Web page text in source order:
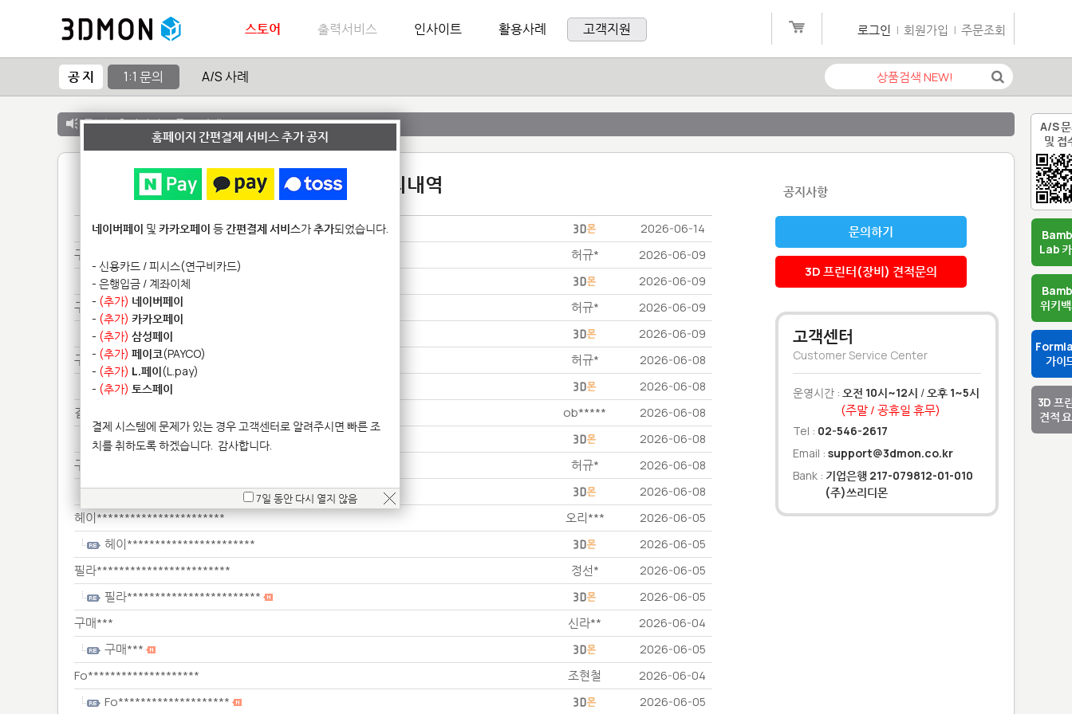
A/S
및 접
Lab
위키
가이
3D 프
견적
스토어 출력서비스 인사이트 활용사례 고객지원 로그인 | 회원가입 | 주문조회
공 지 1:1 문의 A/S 사례
공 지 :출력서비스 종료 안내
1:1 문의내역
기타************** 2026-06-14
구매*** 허규* 2026-06-09
구매*** 2026-06-09
구매*** 허규* 2026-06-09
구매*** 2026-06-09
구매*** 허규* 2026-06-08
구매*** 2026-06-08
결제*** ob***** 2026-06-08
결제*** 2026-06-08
구매*** 허규* 2026-06-08
구매*** 2026-06-08
헤이*********************** 오리*** 2026-06-05
헤이*********************** 2026-06-05
필라************************ 정선* 2026-06-05
필라************************ 2026-06-05
구매*** 신라** 2026-06-04
구매*** 2026-06-05
Fo******************** 조현철 2026-06-04
Fo******************** 2026-06-05
공지사항
문의하기
3D 프린터(장비) 견적문의
고객센터
Customer Service Center
운영시간 : 오전 10시~12시 /오후 1~5시
(주말 / 공휴일 휴무)
Tel : 02-546-2617
Email : support@3dmon.co.kr
Bank : 기업은행 217-079812-01-010
(주)쓰리디몬
홈페이지 간편결제 서비스 추가 공지
네이버페이 및 카카오페이 등간편결제 서비스가추가되었습니다.
- 신용카드 / 피시스(연구비카드)
- 은행입금 / 계좌이체
- (추가) 네이버페이
- (추가) 카카오페이
- (추가) 삼성페이
- (추가) 페이코(PAYCO)
- (추가) L.페이(L.pay)
- (추가) 토스페이
결제 시스템에 문제가 있는 경우 고객센터로 알려주시면 빠른 조
치를 취하도록 하겠습니다. 감사합니다.
7일 동안 다시 열지 않음